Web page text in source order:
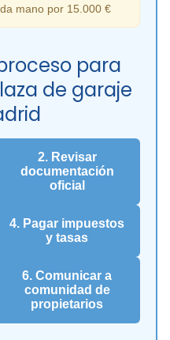
mano por 15.000 €
para
de garaje
2. Revisar
documentación
oficial
4. Pagar impuestos
y tasas
6. Comunicar a
comunidad de
propietarios